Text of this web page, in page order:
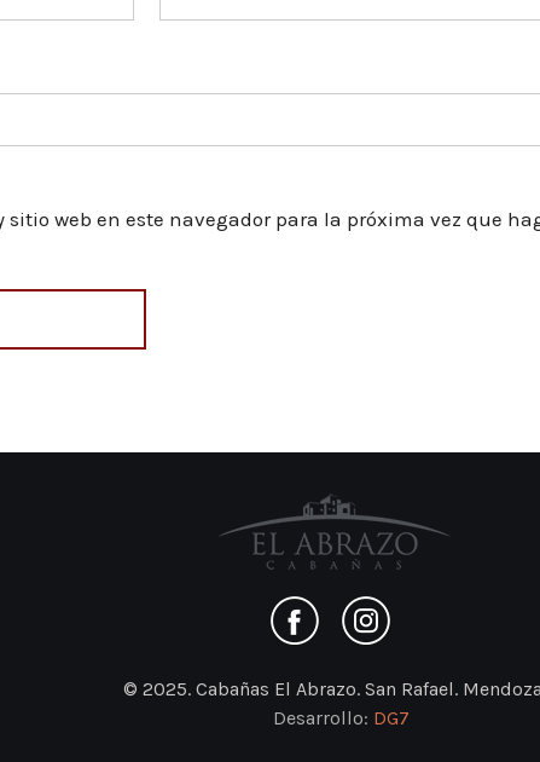
web en este navegador para la próxima vez que
© 2025. Cabañas El Abrazo. San Rafael.
Desarrollo: DG7